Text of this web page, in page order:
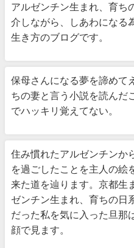
アルゼンチン生まれ、育ち
介しながら、しあわになる
生き方のブログです。
保母さんになる夢を諦めて
ちの妻と言う小説を読んだ
でハッキリ覚えてない。
住み慣れたアルゼンチンか
を過ごしたことを主人の絵
来た道を辿ります。京都生
ゼンチン生まれ、育ちの日
だった私を気に入った旦那
顔で見ます。